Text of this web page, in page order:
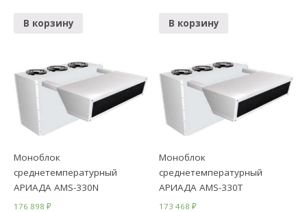
В корзину В корзину
Моноблок
среднетемпературный
АРИАДА AMS-330N
176 898₽
Моноблок
среднетемпературный
АРИАДА AMS-330Т
173 468₽